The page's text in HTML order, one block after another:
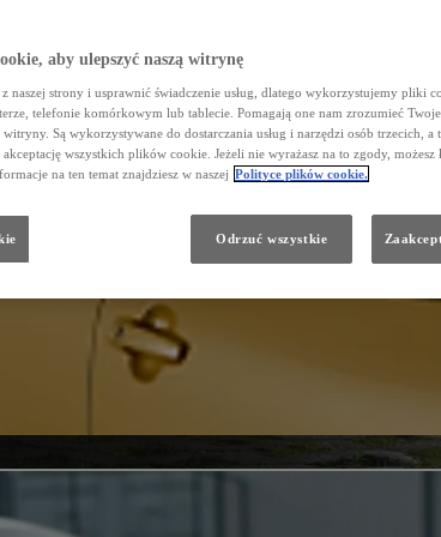
aby ulepszyć naszą witrynę
naszej strony i usprawnić świadczenie usług, dlatego wykorzystujemy pliki
telefonie komórkowym lub tablecie. Pomagają one nam zrozumieć
Są wykorzystywane do dostarczania usług i narzędzi osób trzecich, a
wszystkich plików cookie. Jeżeli nie wyrażasz na to zgody, możesz
na ten temat znajdziesz w naszej Polityce plików cookie.
Odrzuć wszystkie